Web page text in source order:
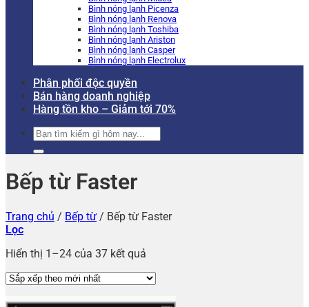
Bình nóng lạnh Picenza
Bình nóng lạnh Renova
Bình nóng lạnh Toshiba
Bình nóng lạnh Ariston
Bình nóng lạnh Casper
Bình nóng lạnh Electrolux
Phân phối độc quyền
Bán hàng doanh nghiệp
Hàng tồn kho – Giảm tới 70%
Tìm
kiếm:
Bếp từ Faster
Trang chủ / Bếp từ / Bếp từ Faster
Lọc
Hiển thị 1–24 của 37 kết quả